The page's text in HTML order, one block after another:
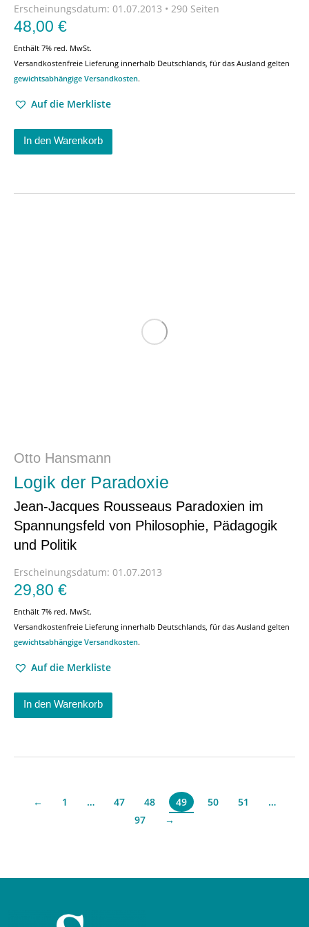
Erscheinungsdatum: 01.07.2013 • 290 Seiten
48,00 €
Enthält 7% red. MwSt.
Versandkostenfreie Lieferung innerhalb Deutschlands, für das Ausland gelten
gewichtsabhängige Versandkosten.
Auf die Merkliste
In den Warenkorb
Otto Hansmann
Logik der Paradoxie
Jean-Jacques Rousseaus Paradoxien im
Spannungsfeld von Philosophie, Pädagogik
und Politik
Erscheinungsdatum: 01.07.2013
29,80 €
Enthält 7% red. MwSt.
Versandkostenfreie Lieferung innerhalb Deutschlands, für das Ausland gelten
gewichtsabhängige Versandkosten.
Auf die Merkliste
In den Warenkorb
← 1 … 47 48 49 50 51
…
97
→